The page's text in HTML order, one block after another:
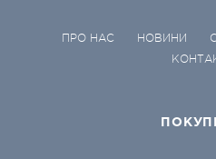
ПРО НАС НОВИНИ